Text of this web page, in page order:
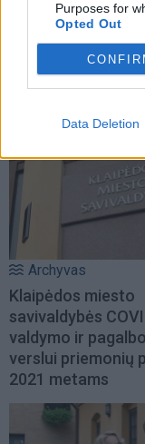
Purposes for
Opted Out
Data Deletion
Archyvas
Palangių
prasideda nuo
žaliuojančių
Archyvas
Klaipėdos miesto
savivaldybės
valdymo ir
verslui priemonių
2021 metams